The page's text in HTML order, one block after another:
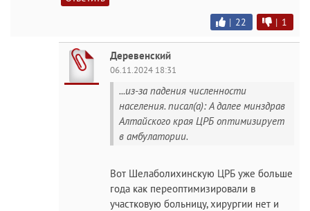
| 22 | 1
Деревенский
06.11.2024 18:31
...из-за падения численности
населения. писал(а): А далее минздрав
Алтайского края ЦРБ оптимизирует
в амбулатории.
Вот Шелаболихинскую ЦРБ уже больше
года как переоптимизировали в
участковую больницу, хирургии нет и